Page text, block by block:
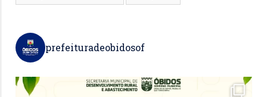
prefeituradeobidosof